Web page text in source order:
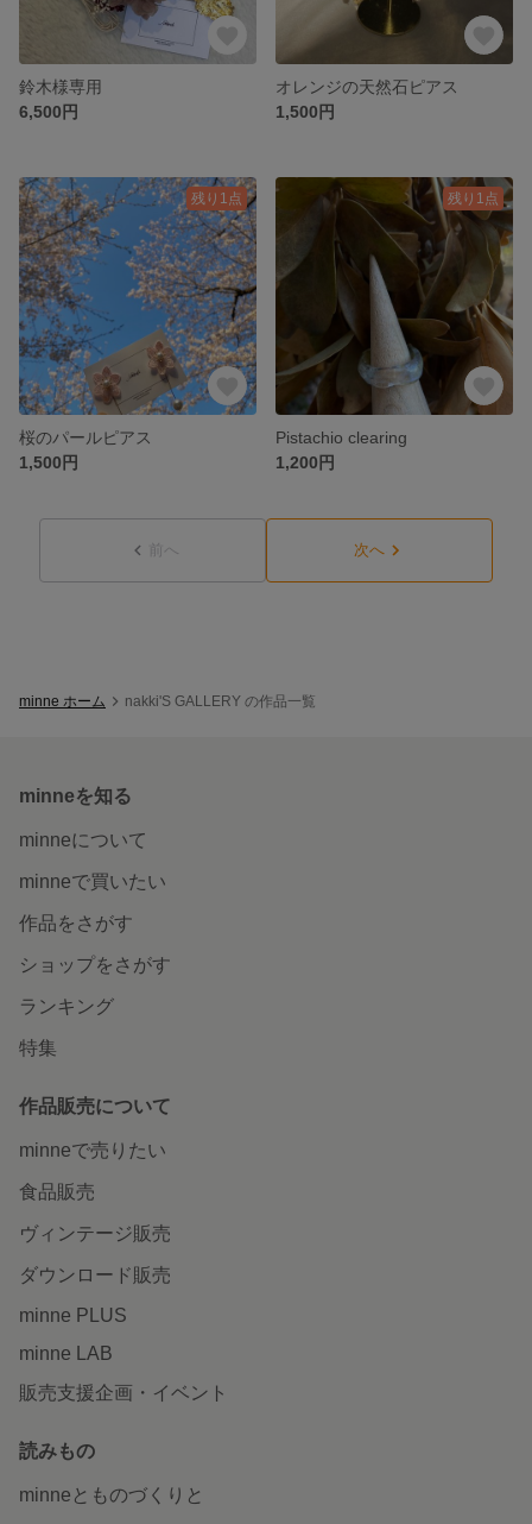
鈴木様専用
6,500円
オレンジの天然石ピアス
1,500円
残り1点
桜のパールピアス
1,500円
残り1点
Pistachio clearing
1,200円
前へ 次へ
minne ホーム nakki'S GALLERY の作品一覧
minneを知る
minneについて
minneで買いたい
作品をさがす
ショップをさがす
ランキング
特集
作品販売について
minneで売りたい
食品販売
ヴィンテージ販売
ダウンロード販売
minne PLUS
minne LAB
販売支援企画・イベント
読みもの
minneとものづくりと